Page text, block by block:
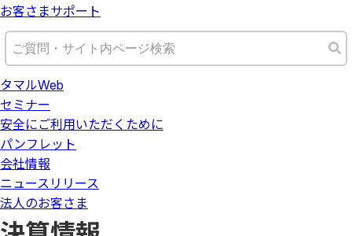
お客さまサポート
タマルWeb
セミナー
安全にご利用いただくために
パンフレット
会社情報
ニュースリリース
法人のお客さま